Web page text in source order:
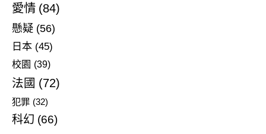
愛情 (84)
懸疑 (56)
日本 (45)
校園 (39)
法國 (72)
犯罪 (32)
科幻 (66)